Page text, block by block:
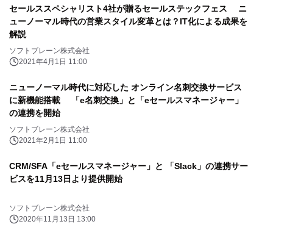
セールススペシャリスト4社が贈るセールステックフェス ニ
ューノーマル時代の営業スタイル変革とは？IT化による成果を
解説
ソフトブレーン株式会社
2021年4月1日 11:00
ニューノーマル時代に対応した オンライン名刺交換サービス
に新機能搭載 「e名刺交換」と「eセールスマネージャー」
の連携を開始
ソフトブレーン株式会社
2021年2月1日 11:00
CRM/SFA「eセールスマネージャー」と 「Slack」の連携サー
ビスを11月13日より提供開始
ソフトブレーン株式会社
2020年11月13日 13:00